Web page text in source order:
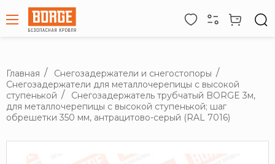
Главная
Снегозадержатели и снегостопоры
Снегозадержатели для металлочерепицы с высокой
ступенькой
Снегозадержатель трубчатый BORGE 3м,
для металлочерепицы с высокой ступенькой; шаг
обрешетки 350 мм, антрацитово-серый (RAL 7016)